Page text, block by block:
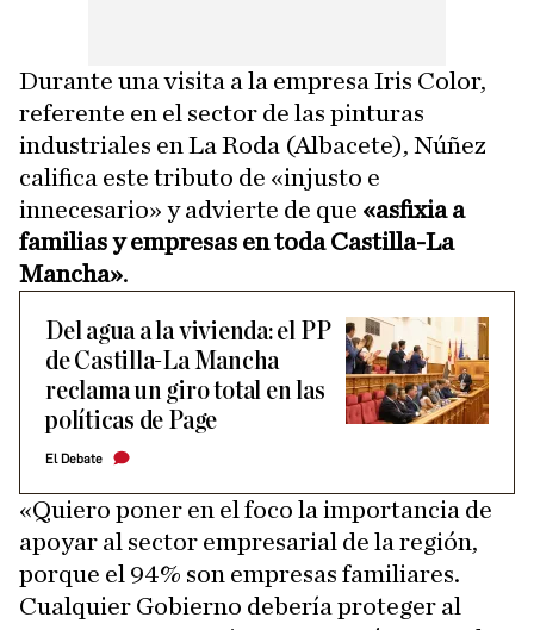
Durante una visita a la empresa Iris Color,
referente en el sector de las pinturas
industriales en La Roda (Albacete), Núñez
califica este tributo de «injusto e
innecesario» y advierte de que «asfixia a
familias y empresas en toda Castilla-La
Mancha».
Del agua a la vivienda: el PP
de Castilla-La Mancha
reclama un giro total en las
políticas de Page
El Debate
«Quiero poner en el foco la importancia de
apoyar al sector empresarial de la región,
porque el 94% son empresas familiares.
Cualquier Gobierno debería proteger al